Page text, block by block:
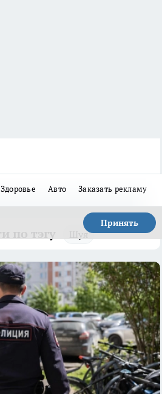
Здоровье Авто Заказать рекламу
Принять
Шуя